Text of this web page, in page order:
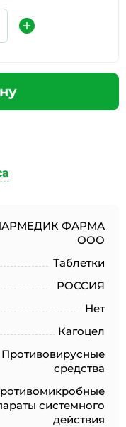
ФАРМА
ООО
Таблетки
РОССИЯ
Нет
Кагоцел
Противовирусные
средства
системного
действия
от 27.07.2006 года
на условиях и для
*